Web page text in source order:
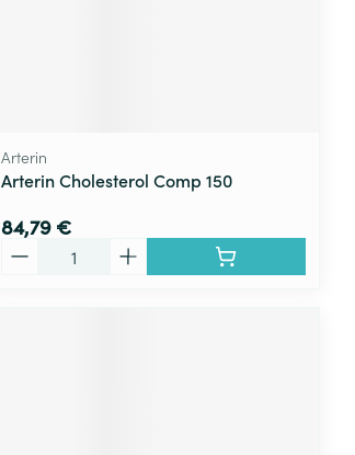
Arterin
Arterin Cholesterol Comp 150
84,79 €